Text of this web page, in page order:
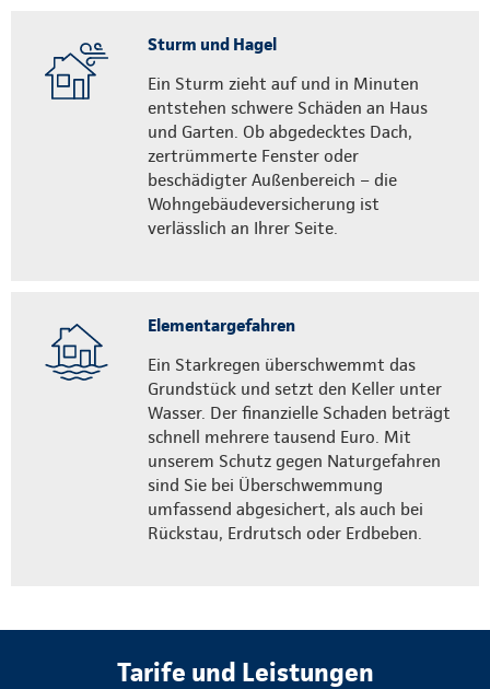
Sturm und Hagel
Ein Sturm zieht auf und in Minuten
entstehen schwere Schäden an Haus
und Garten. Ob abgedecktes Dach,
zertrümmerte Fenster oder
beschädigter Außenbereich – die
Wohngebäudeversicherung ist
verlässlich an Ihrer Seite.
Elementargefahren
Ein Starkregen überschwemmt das
Grundstück und setzt den Keller unter
Wasser. Der finanzielle Schaden beträgt
schnell mehrere tausend Euro. Mit
unserem Schutz gegen Naturgefahren
sind Sie bei Überschwemmung
umfassend abgesichert, als auch bei
Rückstau, Erdrutsch oder Erdbeben.
Tarife und Leistungen